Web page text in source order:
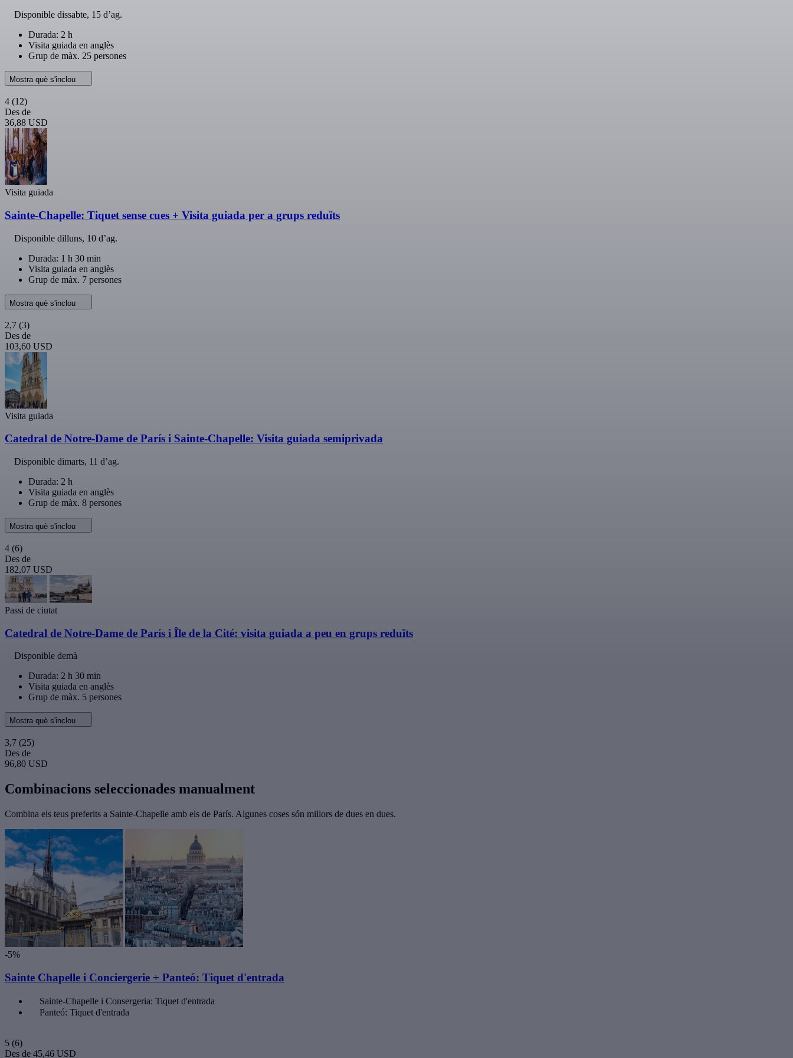
Disponible dissabte, 15 d’ag.
Durada: 2 h
Visita guiada en anglès
Grup de màx. 25 persones
Mostra què s'inclou
4 (12)
Des de
36,88 USD
Visita guiada
Sainte-Chapelle: Tiquet sense cues + Visita guiada per a grups reduïts
Disponible dilluns, 10 d’ag.
Durada: 1 h 30 min
Visita guiada en anglès
Grup de màx. 7 persones
Mostra què s'inclou
2,7 (3)
Des de
103,60 USD
Visita guiada
Catedral de Notre-Dame de París i Sainte-Chapelle: Visita guiada semiprivada
Disponible dimarts, 11 d’ag.
Durada: 2 h
Visita guiada en anglès
Grup de màx. 8 persones
Mostra què s'inclou
4 (6)
Des de
182,07 USD
Passi de ciutat
Catedral de Notre-Dame de París i Île de la Cité: visita guiada a peu en grups reduïts
Disponible demà
Durada: 2 h 30 min
Visita guiada en anglès
Grup de màx. 5 persones
Mostra què s'inclou
3,7 (25)
Des de
96,80 USD
Combinacions seleccionades manualment
Combina els teus preferits a Sainte-Chapelle amb els de París. Algunes coses són millors de dues en dues.
-5%
Sainte Chapelle i Conciergerie + Panteó: Tiquet d'entrada
Sainte-Chapelle i Consergeria: Tiquet d'entrada
Panteó: Tiquet d'entrada
5 (6)
Des de 45,46 USD